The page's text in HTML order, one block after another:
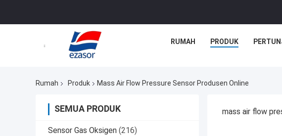
RUMAH PRODUK
Rumah Produk Mass Air Flow Pressure Sensor Produsen Online
SEMUA PRODUK
Sensor Gas Oksigen (216)
mass air flow